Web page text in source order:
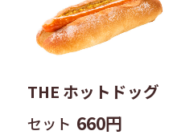
THE ホットドッグ
セット 660円